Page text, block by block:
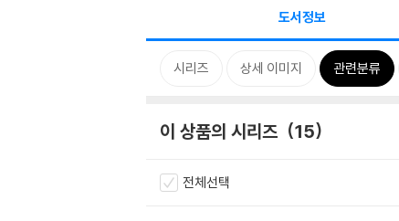
도서정보
시리즈 상세 이미지 관련분류
이 상품의 시리즈 15
전체선택